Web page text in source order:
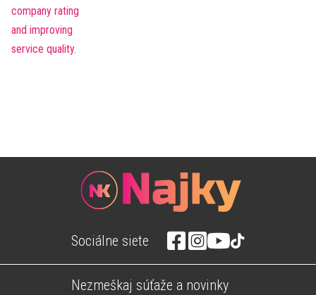
Sociálne siete
Nezmeškaj súťaže a novinky